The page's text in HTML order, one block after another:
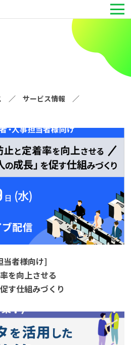
お見積もり依頼
サービス情報
当者様向け]
を向上させる
す仕組みづくり